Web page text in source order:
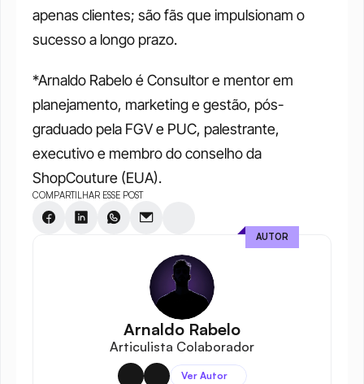
apenas clientes; são fãs que impulsionam o
sucesso a longo prazo.
*Arnaldo Rabelo é Consultor e mentor em
planejamento, marketing e gestão, pós-
graduado pela FGV e PUC, palestrante,
executivo e membro do conselho da
ShopCouture (EUA).
COMPARTILHAR ESSE POST
Arnaldo Rabelo
Articulista Colaborador
Ver Autor
AUTOR